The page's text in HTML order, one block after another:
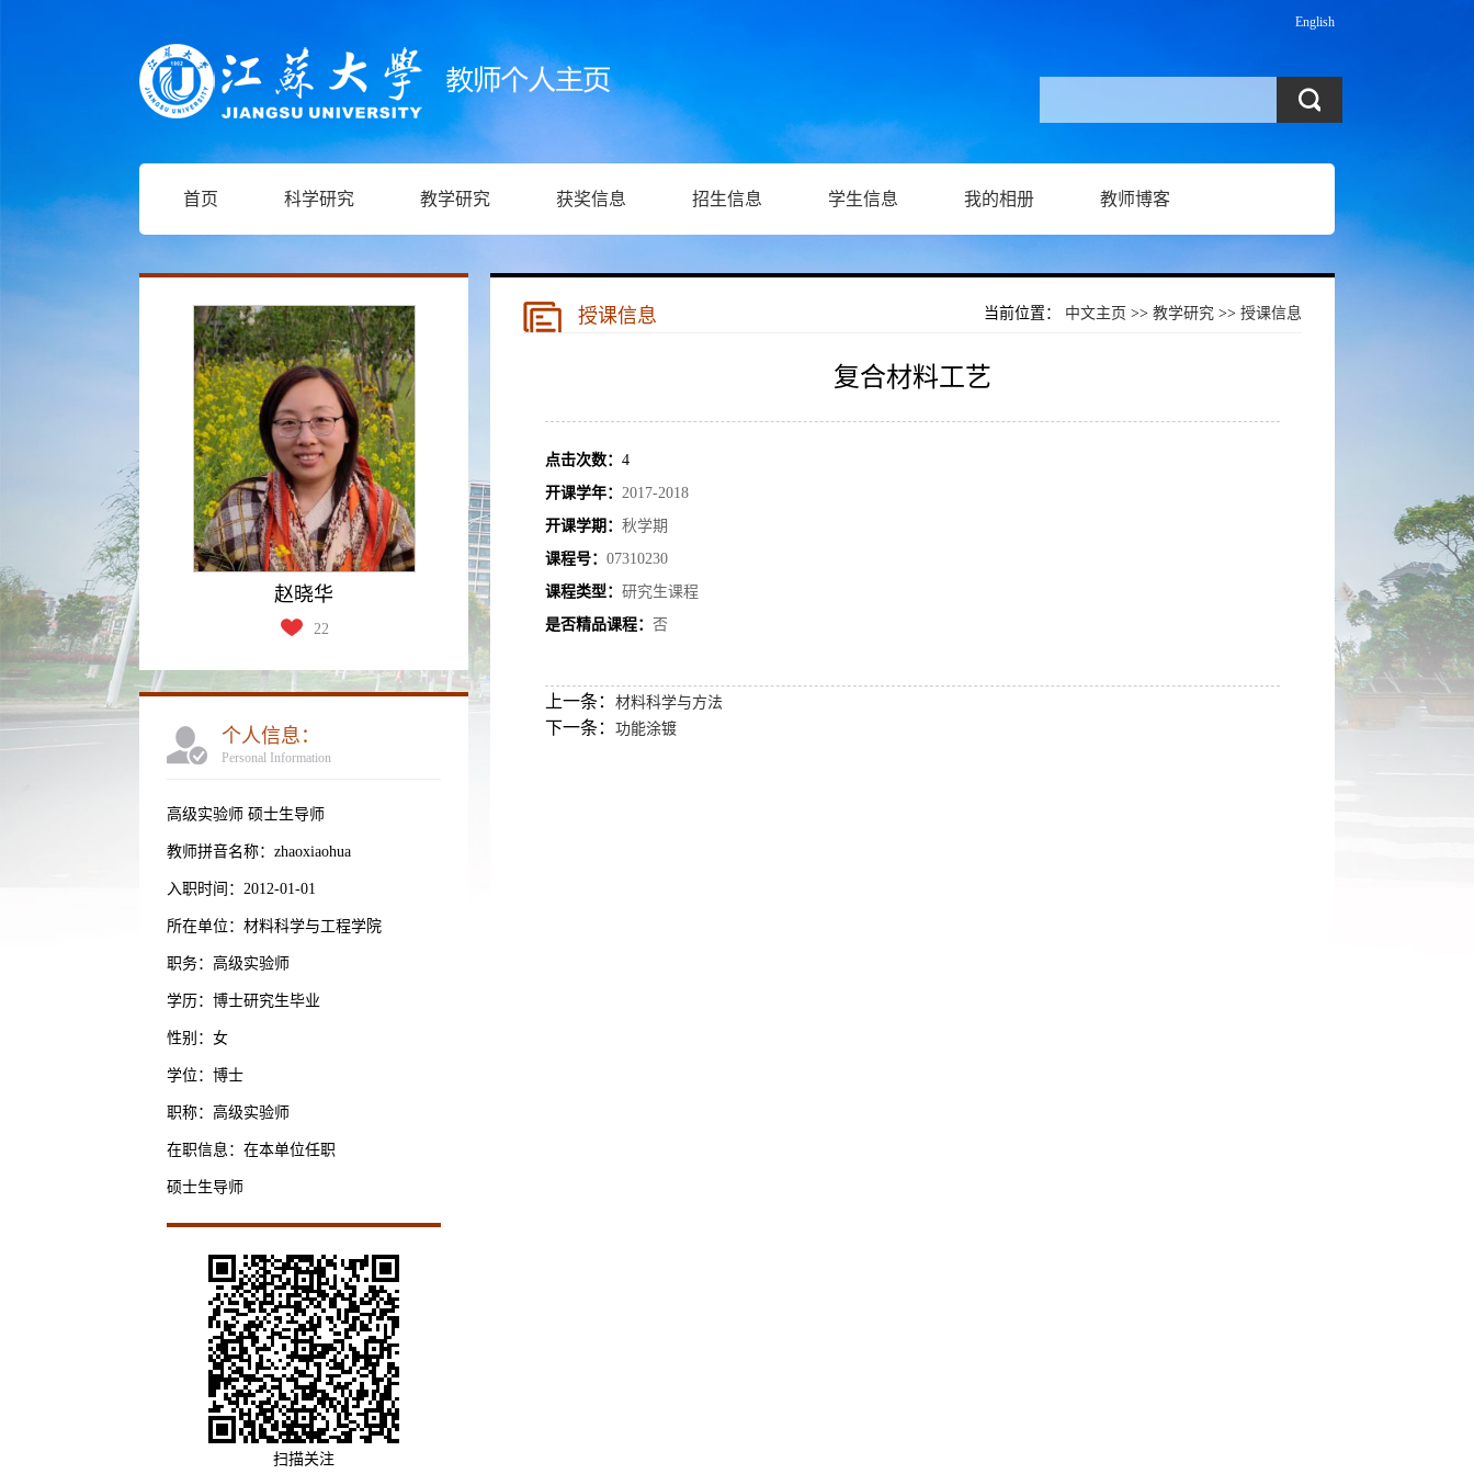
English
首页 科学研究 教学研究 获奖信息 招生信息 学生信息 我的相册 教师博客
赵晓华
22
个人信息：
Personal Information
高级实验师 硕士生导师
教师拼音名称：zhaoxiaohua
入职时间：2012-01-01
所在单位：材料科学与工程学院
职务：高级实验师
学历：博士研究生毕业
性别：女
学位：博士
职称：高级实验师
在职信息：在本单位任职
硕士生导师
扫描关注
授课信息 当前位置： 中文主页 >> 教学研究 >> 授课信息
复合材料工艺
点击次数： 4
开课学年： 2017-2018
开课学期： 秋学期
课程号： 07310230
课程类型： 研究生课程
是否精品课程： 否
上一条： 材料科学与方法
下一条： 功能涂镀